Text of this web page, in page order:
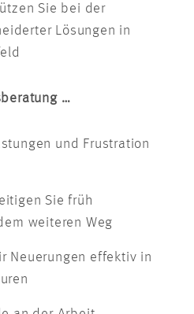
Sie bei der
Lösungen in
…
und Frustration
Sie früh
weiteren Weg
Neuerungen effektiv in